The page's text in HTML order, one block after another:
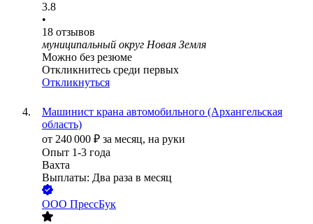
3.8
•
18 отзывов
муниципальный округ Новая Земля
Можно без резюме
Откликнитесь среди первых
Откликнуться
Машинист крана автомобильного (Архангельская
область)
от 240 000 ₽ за месяц, на руки
Опыт 1-3 года
Вахта
Выплаты: Два раза в месяц
ООО ПрессБук